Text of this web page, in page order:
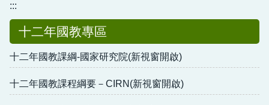
:::
十二年國教專區
十二年國教課綱-國家研究院(新視窗開啟)
十二年國教課程綱要－CIRN(新視窗開啟)